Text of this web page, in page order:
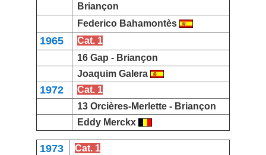
Briançon
Federico Bahamontès
1965
Cat. 1
16 Gap - Briançon
Joaquim Galera
1972
Cat. 1
13 Orcières-Merlette - Briançon
Eddy Merckx
1973
Cat. 1